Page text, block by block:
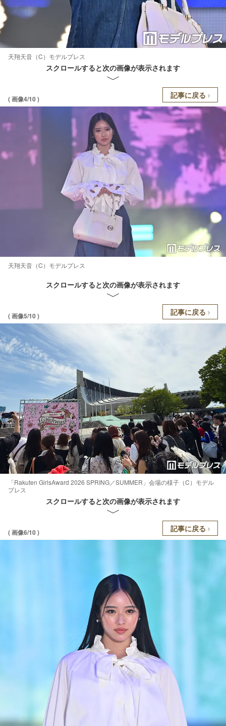
天翔天音（C）モデルプレス
スクロールすると次の画像が表示されます
( 画像4/10 ) 記事に戻る
天翔天音（C）モデルプレス
スクロールすると次の画像が表示されます
( 画像5/10 ) 記事に戻る
「Rakuten GirlsAward 2026 SPRING／SUMMER」会場の様子（C）モデル
プレス
スクロールすると次の画像が表示されます
( 画像6/10 ) 記事に戻る